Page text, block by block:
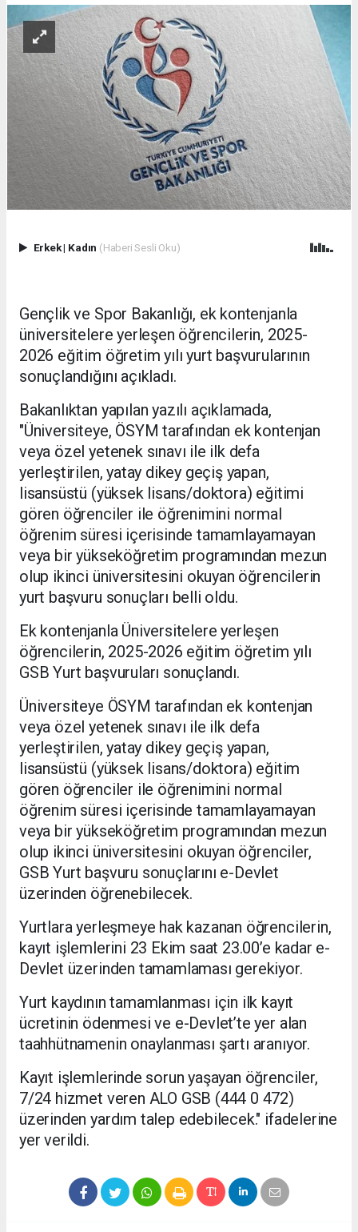
Erkek| Kadın (Haberi Sesli Oku)
Gençlik ve Spor Bakanlığı, ek kontenjanla
üniversitelere yerleşen öğrencilerin, 2025-
2026 eğitim öğretim yılı yurt başvurularının
sonuçlandığını açıkladı.
Bakanlıktan yapılan yazılı açıklamada,
"Üniversiteye, ÖSYM tarafından ek kontenjan
veya özel yetenek sınavı ile ilk defa
yerleştirilen, yatay dikey geçiş yapan,
lisansüstü (yüksek lisans/doktora) eğitimi
gören öğrenciler ile öğrenimini normal
öğrenim süresi içerisinde tamamlayamayan
veya bir yükseköğretim programından mezun
olup ikinci üniversitesini okuyan öğrencilerin
yurt başvuru sonuçları belli oldu.
Ek kontenjanla Üniversitelere yerleşen
öğrencilerin, 2025-2026 eğitim öğretim yılı
GSB Yurt başvuruları sonuçlandı.
Üniversiteye ÖSYM tarafından ek kontenjan
veya özel yetenek sınavı ile ilk defa
yerleştirilen, yatay dikey geçiş yapan,
lisansüstü (yüksek lisans/doktora) eğitim
gören öğrenciler ile öğrenimini normal
öğrenim süresi içerisinde tamamlayamayan
veya bir yükseköğretim programından mezun
olup ikinci üniversitesini okuyan öğrenciler,
GSB Yurt başvuru sonuçlarını e-Devlet
üzerinden öğrenebilecek.
Yurtlara yerleşmeye hak kazanan öğrencilerin,
kayıt işlemlerini 23 Ekim saat 23.00’e kadar e-
Devlet üzerinden tamamlaması gerekiyor.
Yurt kaydının tamamlanması için ilk kayıt
ücretinin ödenmesi ve e-Devlet’te yer alan
taahhütnamenin onaylanması şartı aranıyor.
Kayıt işlemlerinde sorun yaşayan öğrenciler,
7/24 hizmet veren ALO GSB (444 0 472)
üzerinden yardım talep edebilecek." ifadelerine
yer verildi.